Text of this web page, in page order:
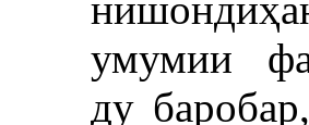
умумии
ду